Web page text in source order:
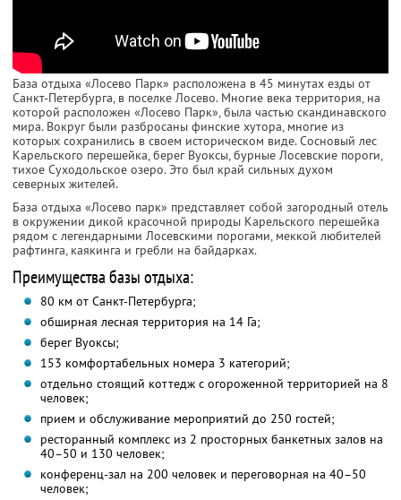
База отдыха «Лосево Парк» расположена в 45 минутах езды от
Санкт-Петербурга, в поселке Лосево. Многие века территория, на
которой расположен «Лосево Парк», была частью скандинавского
мира. Вокруг были разбросаны финские хутора, многие из
которых сохранились в своем историческом виде. Сосновый лес
Карельского перешейка, берег Вуоксы, бурные Лосевские пороги,
тихое Суходольское озеро. Это был край сильных духом
северных жителей.
База отдыха «Лосево парк» представляет собой загородный отель
в окружении дикой красочной природы Карельского перешейка
рядом с легендарными Лосевскими порогами, меккой любителей
рафтинга, каякинга и гребли на байдарках.
Преимущества базы отдыха:
80 км от Санкт-Петербурга;
обширная лесная территория на 14 Га;
берег Вуоксы;
153 комфортабельных номера 3 категорий;
отдельно стоящий коттедж с огороженной территорией на 8
человек;
прием и обслуживание мероприятий до 250 гостей;
ресторанный комплекс из 2 просторных банкетных залов на
40–50 и 130 человек;
конференц-зал на 200 человек и переговорная на 40–50
человек;